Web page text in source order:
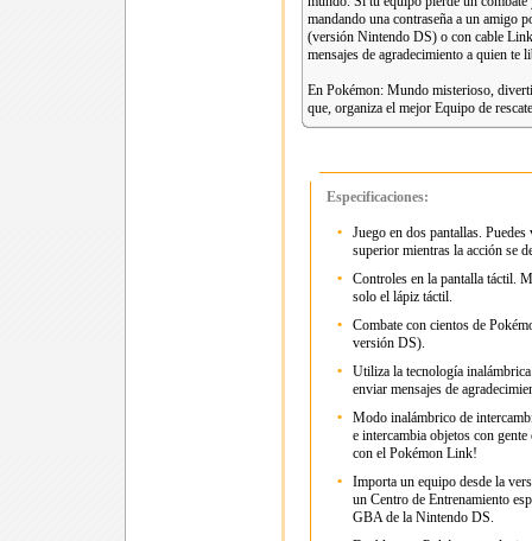
mandando una contraseña a un amigo
(versión Nintendo DS) o con cable
mensajes de agradecimiento a quien te
En Pokémon: Mundo misterioso,
que, organiza el mejor Equipo de
Especificaciones:
•
Juego en dos pantallas.
superior mientras la acción se
•
Controles en la pantalla táctil.
solo el lápiz táctil.
•
Combate con cientos de
versión DS).
•
Utiliza la tecnología
enviar mensajes de
•
Modo inalámbrico de
e intercambia objetos con
con el Pokémon Link!
•
Importa un equipo desde la
un Centro de Entrenamiento
GBA de la Nintendo DS.